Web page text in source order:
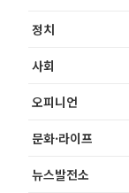
정치
사회
오피니언
문화·라이프
뉴스발전소